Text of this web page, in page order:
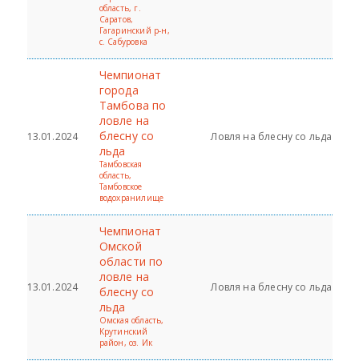
область, г.
Саратов,
Гагаринский р-н,
с. Сабуровка
13.01.2024
Чемпионат
города
Тамбова по
ловле на
блесну со
льда
Тамбовская
область,
Тамбовское
водохранилище
Ловля на блесну со льда
13.01.2024
Чемпионат
Омской
области по
ловле на
блесну со
льда
Омская область,
Крутинский
район, оз. Ик
Ловля на блесну со льда